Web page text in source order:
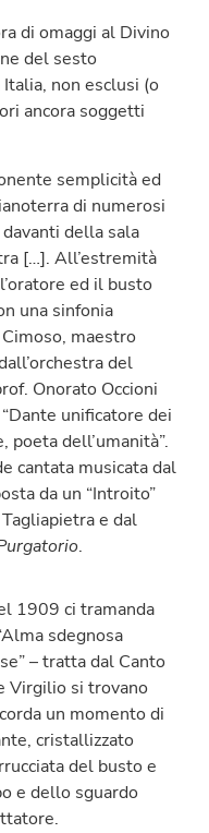
di omaggi al Divino
del sesto
non esclusi (o
ancora soggetti
semplicità ed
di numerosi
della sala
[…]. All’estremità
ed il busto
una sinfonia
maestro
del
Onorato Occioni
unificatore dei
dell’umanità”.
cantata musicata dal
da un “Introito”
e dal
.
1909 ci tramanda
sdegnosa
– tratta dal Canto
Virgilio si trovano
un momento di
cristallizzato
del busto e
e dello sguardo